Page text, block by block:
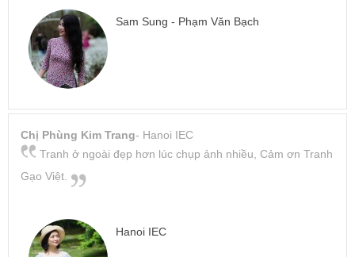
Sam Sung - Phạm Văn Bạch
Chị Phùng Kim Trang- Hanoi IEC
Tranh ở ngoài đẹp hơn lúc chụp ảnh nhiều, Cảm ơn Tranh
Gạo Việt.
Hanoi IEC